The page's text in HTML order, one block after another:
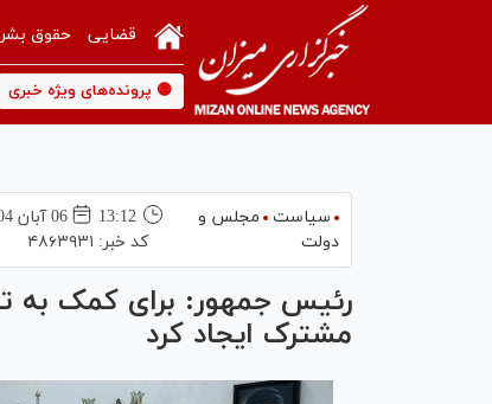
قضایی حقوق بشر
🟡 پرونده‌های ویژه خبری
سیاست
مجلس و
دولت
13:12
06 آبان 1404
کد خبر: ۴۸۶۳۹۳۱
رئیس جمهور: برای کمک به
مشترک ایجاد کرد